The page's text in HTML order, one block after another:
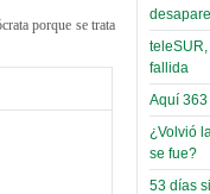
porque se trata
Leer
Jueves,
Leer
Carrera
Segundo
Viernes,
la
más
fallida
Aquí 363
¿Volvió
se fue?
53 días